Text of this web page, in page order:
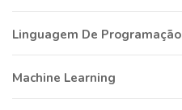
Linguagem De Programação
Machine Learning